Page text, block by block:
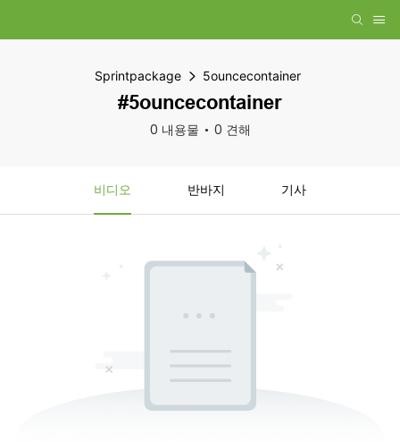
Sprintpackage 5ouncecontainer
#5ouncecontainer
0 내용물 0 견해
비디오 반바지 기사